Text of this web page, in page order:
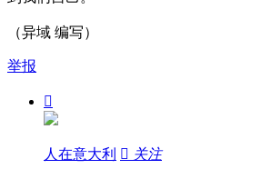
（异域 编写）
举报

人在意大利  关注